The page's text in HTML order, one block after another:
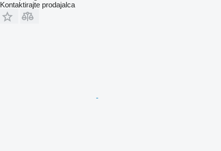
Kontaktirajte prodajalca